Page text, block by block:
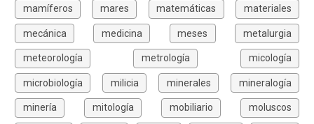
mamíferos mares matemáticas materiales
mecánica medicina meses metalurgia
meteorología metrología micología
microbiología milicia minerales mineralogía
minería mitología mobiliario moluscos